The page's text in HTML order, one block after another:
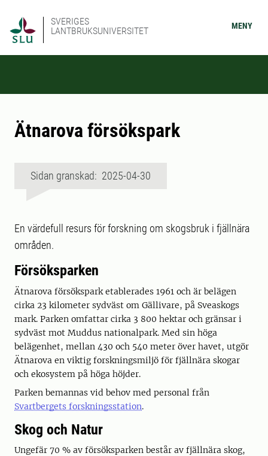
SVERIGES
LANTBRUKSUNIVERSITET
MENY
Ätnarova försökspark
Sidan granskad: 2025-04-30
En värdefull resurs för forskning om skogsbruk i fjällnära
områden.
Försöksparken
Ätnarova försökspark etablerades 1961 och är belägen
cirka 23 kilometer sydväst om Gällivare, på Sveaskogs
mark. Parken omfattar cirka 3 800 hektar och gränsar i
sydväst mot Muddus nationalpark. Med sin höga
belägenhet, mellan 430 och 540 meter över havet, utgör
Ätnarova en viktig forskningsmiljö för fjällnära skogar
och ekosystem på höga höjder.
Parken bemannas vid behov med personal från
Svartbergets forskningsstation.
Skog och Natur
Ungefär 70 % av försöksparken består av fjällnära skog,